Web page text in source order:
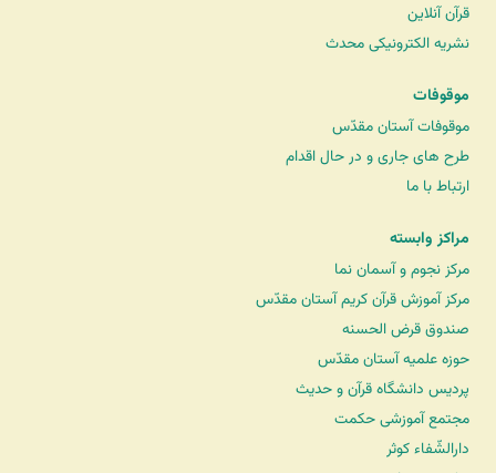
قرآن آنلاین
نشریه الکترونیکی محدث
موقوفات
موقوفات آستان مقدّس
طرح های جاری و در حال اقدام
ارتباط با ما
مراکز وابسته
مرکز نجوم و آسمان نما
مرکز آموزش قرآن کریم آستان مقدّس
صندوق قرض الحسنه
حوزه علمیه آستان مقدّس
پردیس دانشگاه قرآن و حدیث
مجتمع آموزشی حکمت
دارالشّفاء کوثر